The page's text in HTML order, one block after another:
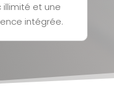
et une
intégrée.